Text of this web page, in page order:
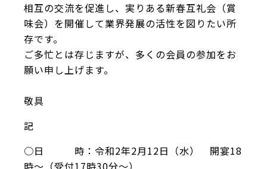
相互の交流を促進し、実りある新春互礼会（賞
味会）を開催して業界発展の活性を図りたい所
存です。
ご多忙とは存じますが、多くの会員の参加をお
願い申し上げます。
敬具
記
○日 時：令和2年2月12日（水） 開宴18
時～（受付17時30分～）